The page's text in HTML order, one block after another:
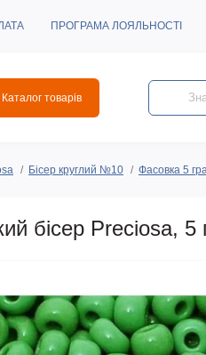
ПРОГРАМА ЛОЯЛЬНОСТІ
Каталог товарів
Бісер круглий №10 Фасовка 5
бісер Preciosa, 5